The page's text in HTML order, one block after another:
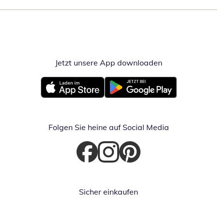
Jetzt unsere App downloadenÖffnet in
Öffnet in neuem FensterÖffnet in neuem Fenster
Folgen Sie heine auf Social Media
Öffnet in neuem Fenster
Öffnet in neuem Fenster
Öffnet in neuem Fenster
Sicher einkaufen